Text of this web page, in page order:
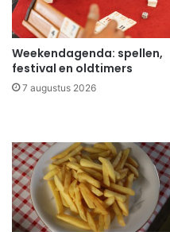
Weekendagenda: spellen,
festival en oldtimers
7 augustus 2026